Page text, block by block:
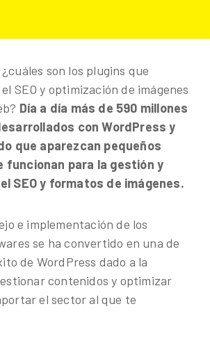
son los plugins que
SEO y optimización de imágenes
Día a día más de 590 millones
con WordPress y
que aparezcan pequeños
funcionan para la gestión y
SEO y formatos de imágenes.
e implementación de los
se ha convertido en una de
de WordPress dado a la
contenidos y optimizar
el sector al que te
de performance.
ayudarte a crecer con estrategias
basados en datos.
nuestros servicios, ver el
o agendar un diagnóstico